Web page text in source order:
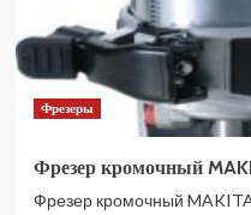
(Цены)
Фрезеры
Фрезер кромочный
Фрезер кромочный